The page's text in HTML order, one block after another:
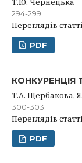
294-299
Переглядів
PDF
КОНКУРЕНЦІЯ
Т.А. Щербакова,
300-303
Переглядів
PDF